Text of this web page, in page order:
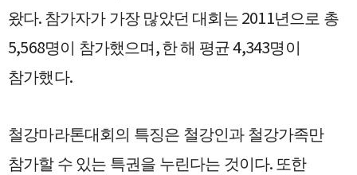
왔다. 참가자가 가장 많았던 대회는 2011년으로 총
5,568명이 참가했으며 ,한 해 평균4,343명이
참가했다.
철강마라톤대회의 특징은 철강인과 철강가족만
참가할 수 있는 특권을 누린다는 것이다. 또한